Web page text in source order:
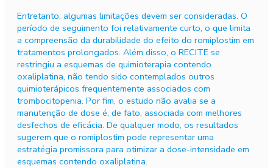
Entretanto, algumas limitações devem ser consideradas. O
período de seguimento foi relativamente curto, o que limita
a compreensão da durabilidade do efeito do romiplostim em
tratamentos prolongados. Além disso, o RECITE se
restringiu a esquemas de quimioterapia contendo
oxaliplatina, não tendo sido contemplados outros
quimioterápicos frequentemente associados com
trombocitopenia. Por fim, o estudo não avalia se a
manutenção de dose é, de fato, associada com melhores
desfechos de eficácia. De qualquer modo, os resultados
sugerem que o romiplostim pode representar uma
estratégia promissora para otimizar a dose-intensidade em
esquemas contendo oxaliplatina.